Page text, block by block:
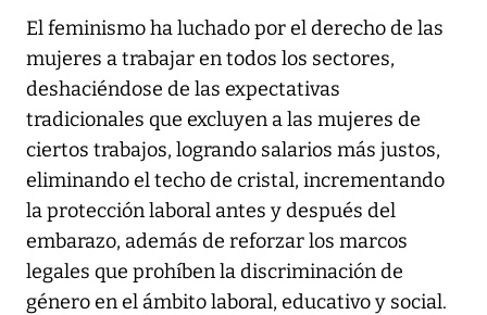
El feminismo ha luchado por el derecho de las
mujeres a trabajar en todos los sectores,
deshaciéndose de las expectativas
tradicionales que excluyen a las mujeres de
ciertos trabajos, logrando salarios más justos,
eliminando el techo de cristal, incrementando
la protección laboral antes y después del
embarazo, además de reforzar los marcos
legales que prohíben la discriminación de
género en el ámbito laboral, educativo y social.